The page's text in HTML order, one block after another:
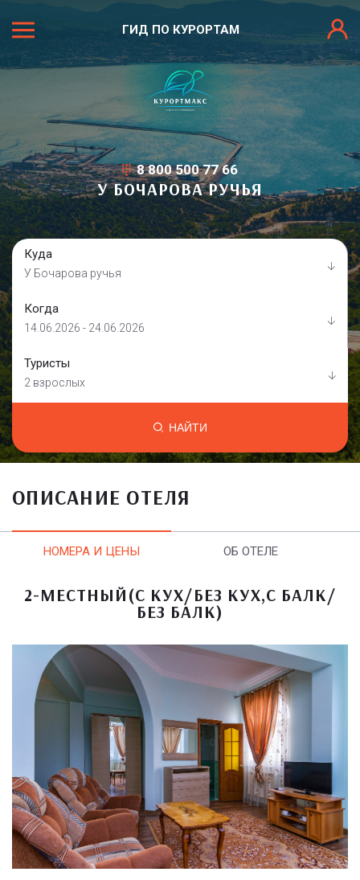
ГИД ПО КУРОРТАМ
8 800 500 77 66
У БОЧАРОВА РУЧЬЯ
Куда
У Бочарова ручья
Когда
14.06.2026 - 24.06.2026
Туристы
2 взрослых
НАЙТИ
ОПИСАНИЕ ОТЕЛЯ
НОМЕРА И ЦЕНЫ ОБ ОТЕЛЕ
2-МЕСТНЫЙ(С КУХ/БЕЗ КУХ,С БАЛК/
БЕЗ БАЛК)